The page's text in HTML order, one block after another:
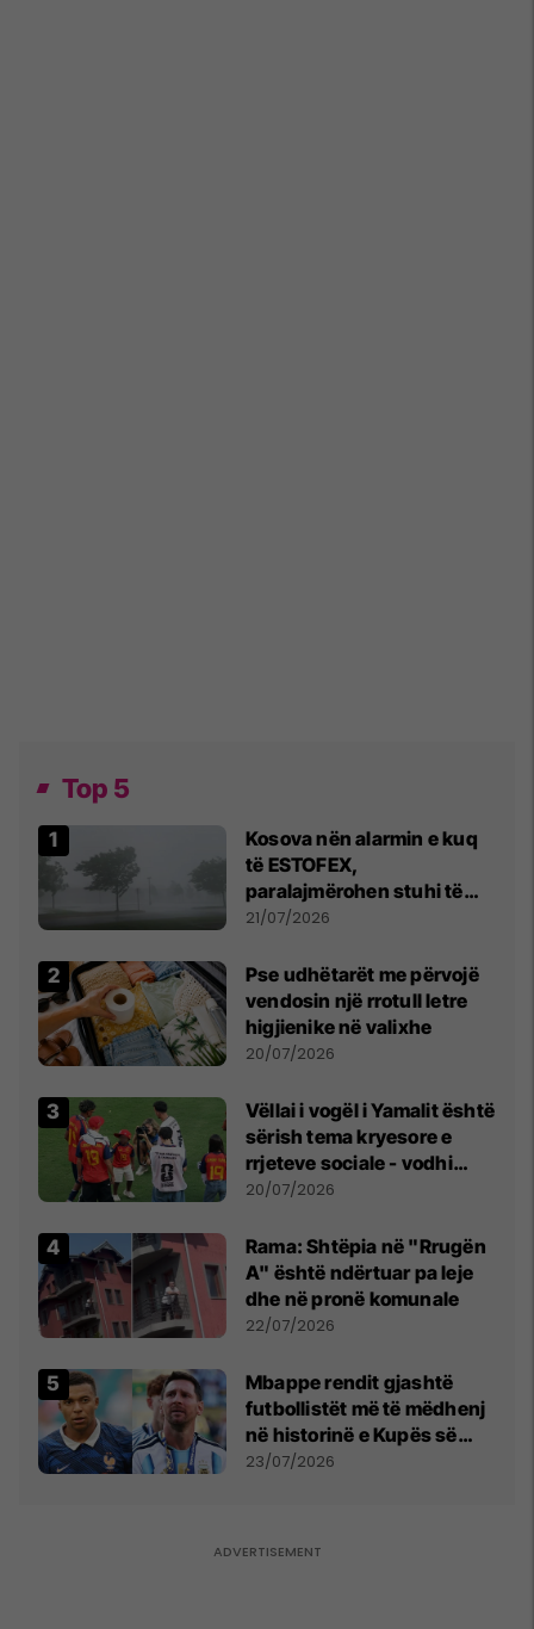
Top 5
Kosova nën alarmin e kuq
të ESTOFEX,
paralajmërohen stuhi të
fuqishme me breshër dhe
21/07/2026
Pse udhëtarët me përvojë
vendosin një rrotull letre
higjienike në valixhe
20/07/2026
Vëllai i vogël i Yamalit është
sërish tema kryesore e
rrjeteve sociale - vodhi
vëmendjen pas finales së
20/07/2026
Rama: Shtëpia në "Rrugën
A" është ndërtuar pa leje
dhe në pronë komunale
22/07/2026
Mbappe rendit gjashtë
futbollistët më të mëdhenj
në historinë e Kupës së
Botës, Messi mbetet i dyti
23/07/2026